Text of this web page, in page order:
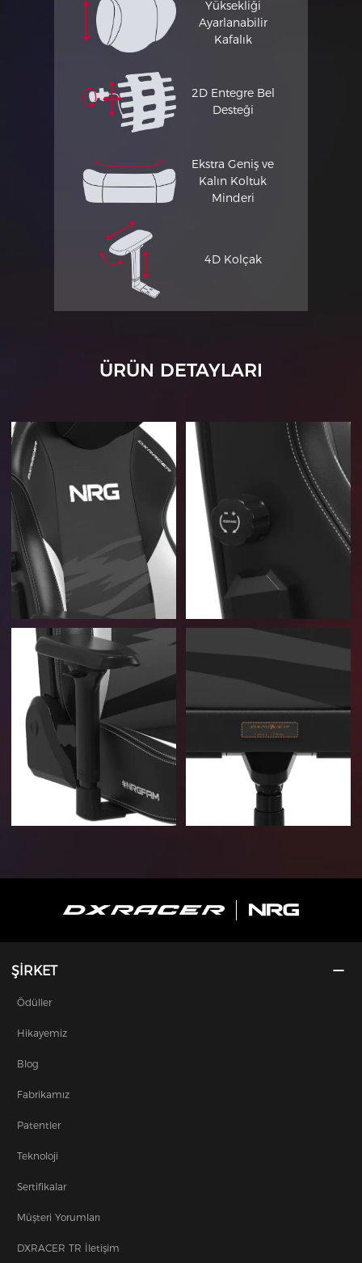
Yüksekliği
Ayarlanabilir
Kafalık
2D Entegre Bel
Desteği
Ekstra Geniş ve
Kalın Koltuk
Minderi
4D Kolçak
ÜRÜN DETAYLARI
ŞİRKET
Ödüller
Hikayemiz
Blog
Fabrikamız
Patentler
Teknoloji
Sertifikalar
Müşteri Yorumları
DXRACER TR İletişim